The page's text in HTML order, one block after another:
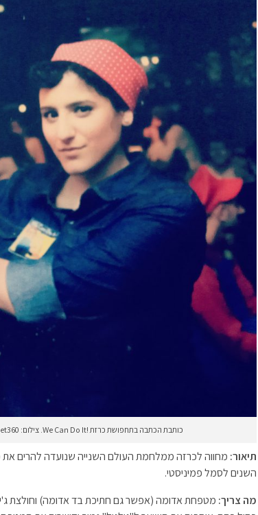
כותבת הכתבה בתחפושת כרזת !We Can Do It. צילום: Magnet360 בשיתוף עם HEROLO
תיאור: מחווה לכרזה ממלחמת העולם השנייה שנועדה להרים
השנים לסמל פמיניסטי.
מה צריך: מטפחת אדומה (אפשר גם חתיכת בד אדומה) וחולצת